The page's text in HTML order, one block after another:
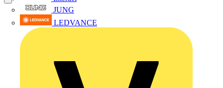
JUNG
LEDVANCE